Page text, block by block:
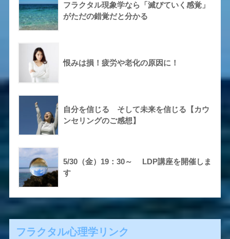
フラクタル現象学なら「滅びていく感覚」
がただの錯覚だと分かる
恨みは損！疲労や老化の原因に！
自分を信じる そして未来を信じる【カウ
ンセリングのご感想】
5/30（金）19：30～ LDP講座を開催しま
す
フラクタル心理学リンク